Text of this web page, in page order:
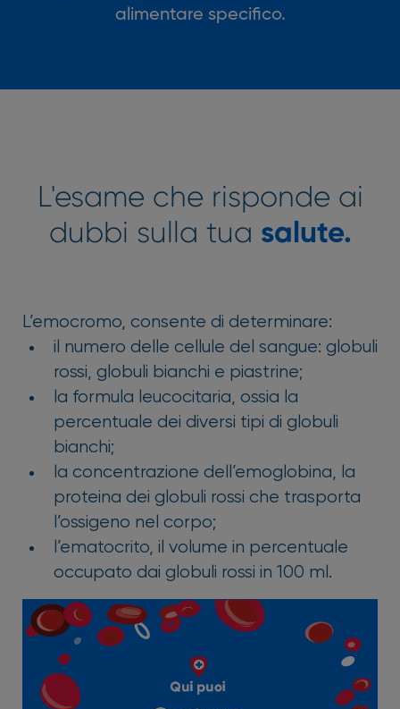
alimentare specifico.
L'esame che risponde ai
dubbi sulla tua salute.
L’emocromo, consente di determinare:
il numero delle cellule del sangue: globuli
rossi, globuli bianchi e piastrine;
la formula leucocitaria, ossia la
percentuale dei diversi tipi di globuli
bianchi;
la concentrazione dell’emoglobina, la
proteina dei globuli rossi che trasporta
l’ossigeno nel corpo;
l’ematocrito, il volume in percentuale
occupato dai globuli rossi in 100 ml.